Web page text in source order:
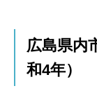
広島県内
和4年）